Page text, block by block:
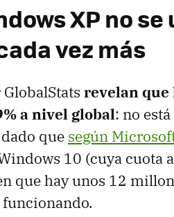
XP no se
vez más
revelan que
a nivel global: no
que según
10 (cuya cuota
que hay unos 12